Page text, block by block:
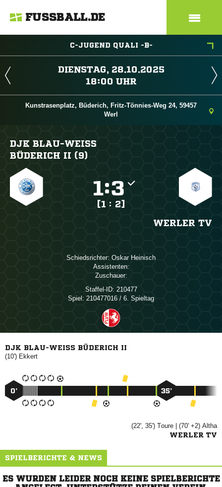
FUSSBALL.DE
C-JUGEND QUALI -B-
 
 
Kunstrasenplatz, Büderich, Fritz-Tönnies-Weg 24, 59457
Werl
DJK BLAU-WEISS B
ÜDERICH II (9)
:
[1 : 2]
WERLER TV
Schiedsrichter:  
Assistenten:
Zuschauer:
Staffel-ID: 210477
Spiel: 210477016 / 6. Spieltag
DJK BLAU-WEISS BÜDERICH II
(10') 
0’ 35’
(22', 35')  | (70' +2) 
WERLER TV
SPIELBERICHTE & NEWS
ES WURDEN LEIDER NOCH KEINE SPIELBERICHTE